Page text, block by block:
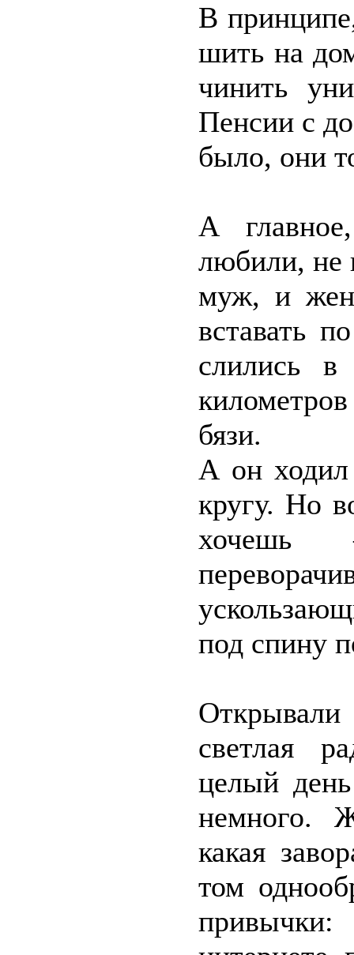
В
шить на
чинить
Пенсии с
было, они
А
любили, не
муж, и
вставать
слились
бязи.
А он ходил
кругу. Но
хочешь
под спину
светлая
целый
немного.
какая
том